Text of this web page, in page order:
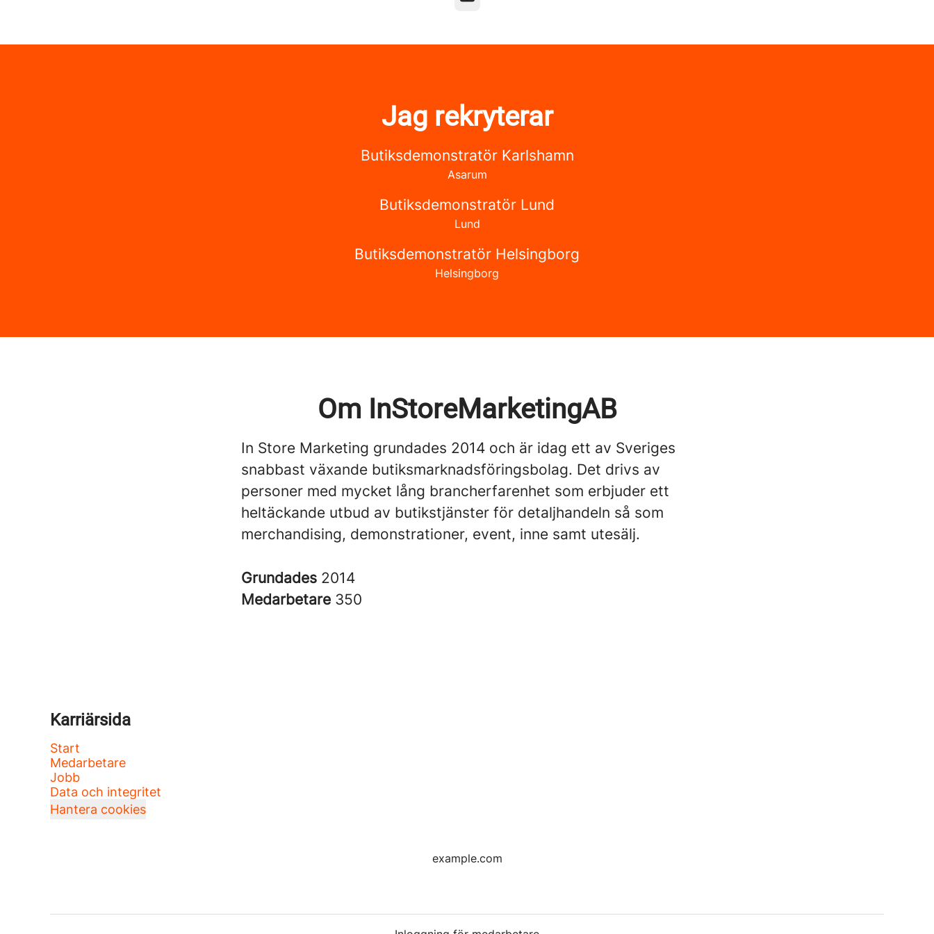
Jag rekryterar
Butiksdemonstratör Karlshamn
Asarum
Butiksdemonstratör Lund
Lund
Butiksdemonstratör Helsingborg
Helsingborg
Om InStoreMarketingAB
In Store Marketing grundades 2014 och är idag ett av Sveriges
snabbast växande butiksmarknadsföringsbolag. Det drivs av
personer med mycket lång brancherfarenhet som erbjuder ett
heltäckande utbud av butikstjänster för detaljhandeln så som
merchandising, demonstrationer, event, inne samt utesälj.
Grundades 2014
Medarbetare 350
Karriärsida
Start
Medarbetare
Jobb
Data och integritet
Hantera cookies
example.com